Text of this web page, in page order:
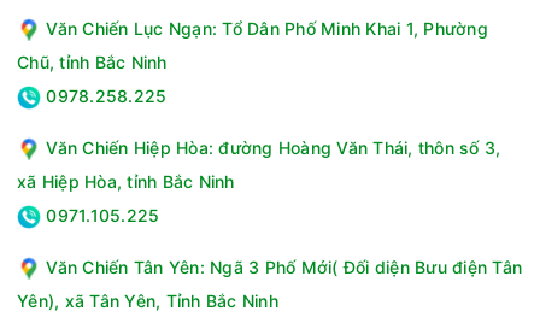
Văn Chiến Lục Ngạn: Tổ Dân Phố Minh Khai 1, Phường
Chũ, tỉnh Bắc Ninh
0978.258.225
Văn Chiến Hiệp Hòa: đường Hoàng Văn Thái, thôn số 3,
xã Hiệp Hòa, tỉnh Bắc Ninh
0971.105.225
Văn Chiến Tân Yên: Ngã 3 Phố Mới( Đối diện Bưu điện Tân
Yên), xã Tân Yên, Tỉnh Bắc Ninh